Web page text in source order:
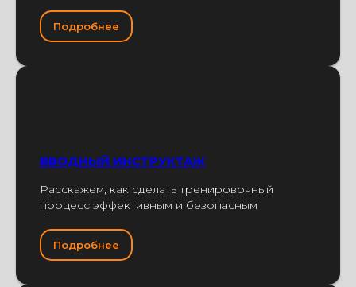
Подробнее
ВВОДНЫЙ ИНСТРУКТАЖ
Расскажем, как сделать тренировочный
процесс эффективным и безопасным
Подробнее